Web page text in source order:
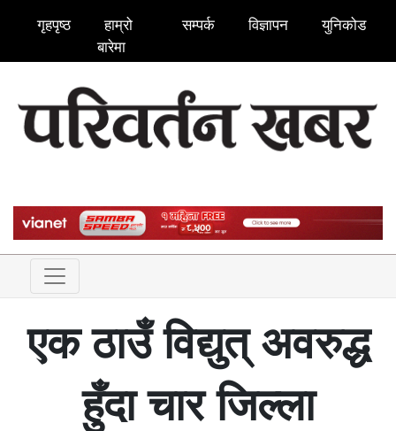
गृहपृष्ठ
हाम्रो
बारेमा
सम्पर्क विज्ञापन युनिकोड
एक ठाउँ विद्युत् अवरुद्ध
हुँदा चार जिल्ला